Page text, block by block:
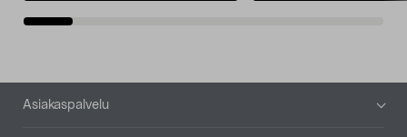
Alatunniste
Asiakaspalvelu